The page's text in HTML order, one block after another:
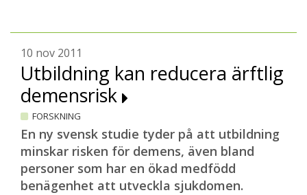
10 nov 2011
Utbildning kan reducera ärftlig
demensrisk
FORSKNING
En ny svensk studie tyder på att utbildning
minskar risken för demens, även bland
personer som har en ökad medfödd
benägenhet att utveckla sjukdomen.